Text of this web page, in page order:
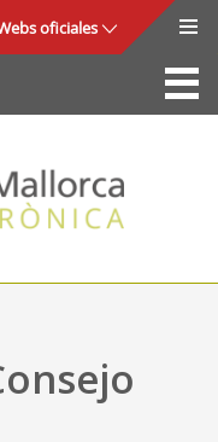
oficiales
La Sede
Consejo de Mallorca
Acceso y seguridad
Utilidades
Mapa web